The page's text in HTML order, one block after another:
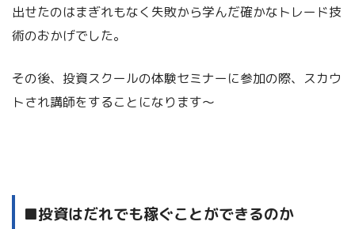
出せたのはまぎれもなく失敗から学んだ確かなトレード技
術のおかげでした。
その後、投資スクールの体験セミナーに参加の際、スカウ
トされ講師をすることになります～
■投資はだれでも稼ぐことができるのか